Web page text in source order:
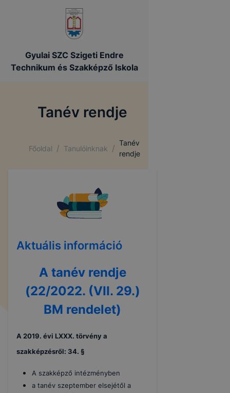
Gyulai SZC Szigeti Endre
Technikum és Szakképző Iskola
Tanév rendje
Főoldal / Tanulóinknak /
Tanév
rendje
Aktuális információ
A tanév rendje
(22/2022. (VII. 29.)
BM rendelet)
A 2019. évi LXXX. törvény a
szakképzésről: 34. §
A szakképző intézményben
a tanév szeptember elsejétől a